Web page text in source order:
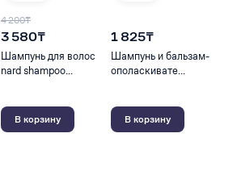
4 200₸
3 580₸
Шампунь для волос
nard shampoo...
В корзину
1 825₸
Шампунь и бальзам-
ополаскивате...
В корзину